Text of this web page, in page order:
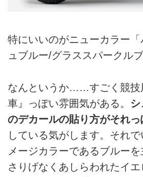
特にいいのがニューカラー
ュブルー/グラススパークル
なんというか……すごく競技
車』っぽい雰囲気がある。
のデカールの貼り方がそれっ
している気がします。それ
メージカラーであるブルーを
さりげなくあしらわれたイ